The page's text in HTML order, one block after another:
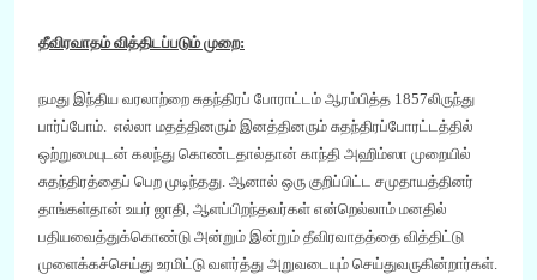
தீவிரவாதம்வித்திடப்படும் முறை:
நமது இந்திய வரலாற்றை சுதந்திரப் போராட்டம் ஆரம்பித்த 1857லிருந்து
பார்ப்போம். எல்லா மதத்தினரும் இனத்தினரும் சுதந்திரப்போரட்டத்தில்
ஒற்றுமையுடன் கலந்து கொண்டதால்தான் காந்தி அஹிம்ஸா முறையில்
சுதந்திரத்தைப் பெற முடிந்தது. ஆனால் ஒரு குறிப்பிட்ட சமுதாயத்தினர்
தாங்கள்தான் உயர் ஜாதி ஆளப்பிறந்தவர்கள் என்றெல்லாம் மனதில்
பதியவைத்துக்கொண்டு அன்றும் இன்றும் தீவிரவாதத்தை வித்திட்டு
முளைக்கச்செய்து உரமிட்டு வளர்த்து அறுவடையும் செய்துவருகின்றார்கள்.